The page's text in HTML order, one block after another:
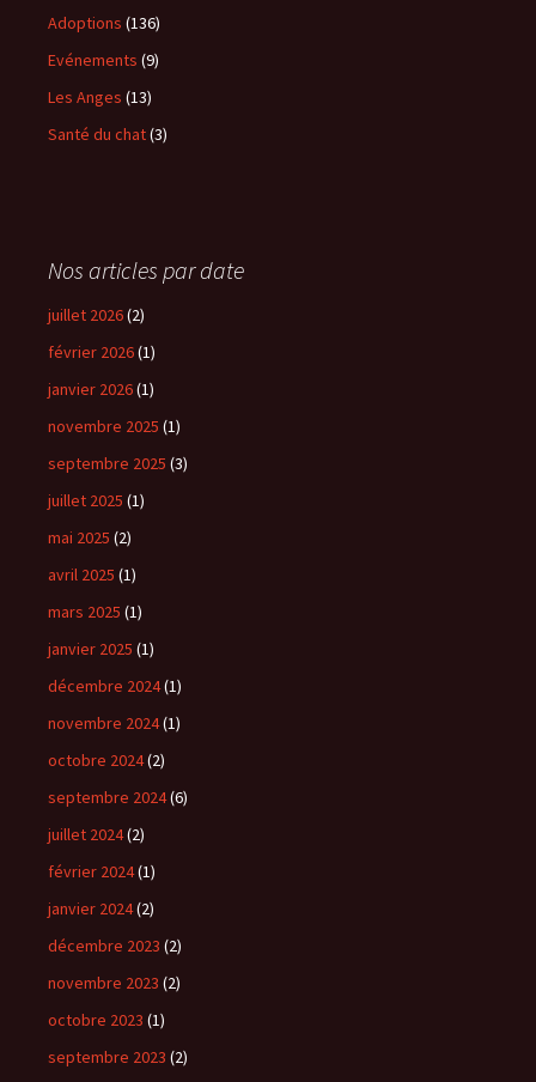
Adoptions (136)
Evénements (9)
Les Anges (13)
Santé du chat(3)
Nos articles par date
juillet 2026(2)
février 2026(1)
janvier 2026(1)
novembre 2025 (1)
septembre 2025 (3)
juillet 2025 (1)
mai 2025 (2)
avril 2025 (1)
mars 2025 (1)
janvier 2025 (1)
décembre 2024(1)
novembre 2024(1)
octobre 2024(2)
septembre 2024(6)
juillet 2024(2)
février 2024(1)
janvier 2024(2)
décembre 2023 (2)
novembre 2023 (2)
octobre 2023 (1)
septembre 2023 (2)